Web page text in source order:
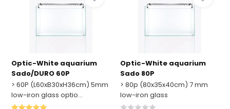
Optic-White aquarium
Sado/DURO 60P
> 60P (L60xB30xH36cm) 5mm
low-iron glass optio...
Optic-White aquarium
Sado 80P
> 80p (80x35x40cm) 7 mm
low-iron glass